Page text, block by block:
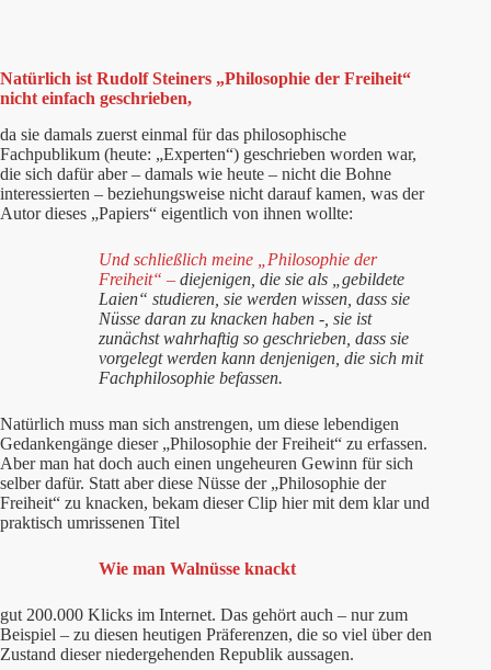
Natürlich ist Rudolf Steiners „Philosophie der Freiheit“
nicht einfach geschrieben,
da sie damals zuerst einmal für das philosophische
Fachpublikum (heute: „Experten“) geschrieben worden war,
die sich dafür aber – damals wie heute – nicht die Bohne
interessierten – beziehungsweise nicht darauf kamen, was der
Autor dieses „Papiers“ eigentlich von ihnen wollte:
Und schließlich meine „Philosophie der
Freiheit“ – diejenigen, die sie als „gebildete
Laien“ studieren, sie werden wissen, dass sie
Nüsse daran zu knacken haben -, sie ist
zunächst wahrhaftig so geschrieben, dass sie
vorgelegt werden kann denjenigen, die sich mit
Fachphilosophie befassen.
Natürlich muss man sich anstrengen, um diese lebendigen
Gedankengänge dieser „Philosophie der Freiheit“ zu erfassen.
Aber man hat doch auch einen ungeheuren Gewinn für sich
selber dafür. Statt aber diese Nüsse der „Philosophie der
Freiheit“ zu knacken, bekam dieser Clip hier mit dem klar und
praktisch umrissenen Titel
Wie man Walnüsse knackt
gut 200.000 Klicks im Internet. Das gehört auch – nur zum
Beispiel – zu diesen heutigen Präferenzen, die so viel über den
Zustand dieser niedergehenden Republik aussagen.